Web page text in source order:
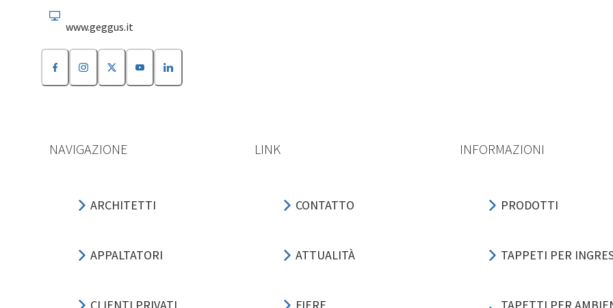
www.geggus.it
NAVIGAZIONE
ARCHITETTI
APPALTATORI
LINK
CONTATTO
ATTUALITÀ
INFORMAZIONI
PRODOTTI
TAPPETI PER